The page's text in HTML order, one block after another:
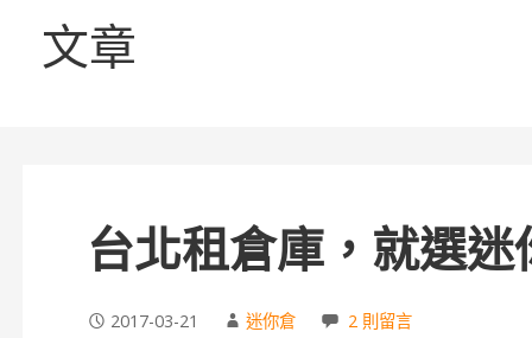
文章
台北租倉庫，就選迷
2017-03-21 迷你倉 2 則留言